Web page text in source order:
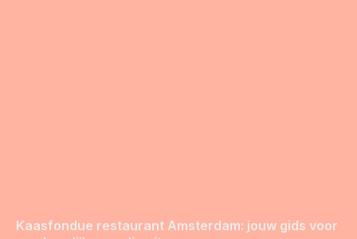
Kaasfondue restaurant Amsterdam: jouw gids voor